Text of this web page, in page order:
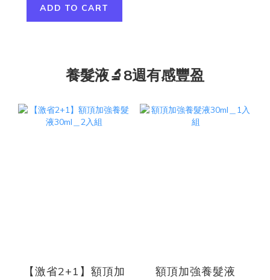
ADD TO CART
養髮液🔬8週有感豐盈
【激省2+1】額頂加
額頂加強養髮液